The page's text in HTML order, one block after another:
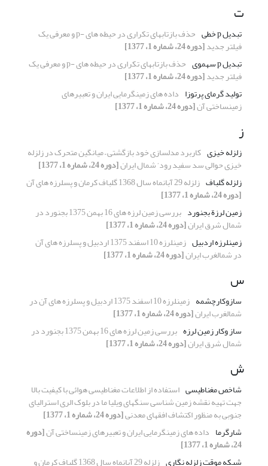
ت
تبدیل p خطی حذف بازتابهای تکراری در حیطه های -p و معرفی یک
فیلتر جدید[دوره 24، شماره 1، 1377]
تبدیل p سهموی
حذف بازتابهای تکراری در حیطه های -p و معرفی یک
فیلتر جدید[دوره 24، شماره 1، 1377]
تولید گرمای پرتوزا داده های زمینگرمایی ایران و تعبیرهای
زمینساختی آن[دوره 24، شماره 1، 1377]
ز
زلزله خیزی کاربرد مدلسازی خود بازگشتی – میانگین متحرک در زلزله
خیزی حوالی سد سفید رود‘ شمال ایران[دوره 24، شماره 1، 1377]
زلزله گلباف زلزله 29 آبانماه سال 1368 گلباف کرمان و پسلرزه های آن
[دوره 24، شماره 1، 1377]
زمین لرزة بجنورد
بررسی زمین لرزه های 16 بهمن 1375 بجنورد در
شمال شرق ایران[دوره 24، شماره 1، 1377]
زمینلرزه اردبیل
زمینلرزه 10 اسفند 1375 اردبیل و پسلرزه های آن
در شمالغرب ایران[دوره 24، شماره 1، 1377]
س
سازوکارچشمه زمینلرزه 10 اسفند 1375 اردبیل و پسلرزه های آن در
شمالغرب ایران[دوره 24، شماره 1، 1377]
ساز وکار زمین لرزه
بررسی زمین لرزه های 16 بهمن 1375 بجنورد در
شمال شرق ایران[دوره 24، شماره 1، 1377]
ش
شاخص مغناطیسی استفاده از اطلاعات مغناطیسی هوائی با کیفیت بالا
جهت تهیه نقشه زمین شناسی سنگهای ویلیا ما در بلوک الری استرالیای
جنوبی به منظور اکتشاف افقهای معدنی[دوره 24، شماره 1، 1377]
شارگرما داده های زمینگرمایی ایران و تعبیرهای زمینساختی آن[دوره
24، شماره 1، 1377]
شبکه موقت زلزله نگاری
زلزله 29 آبانماه سال 1368 گلباف کرمان و